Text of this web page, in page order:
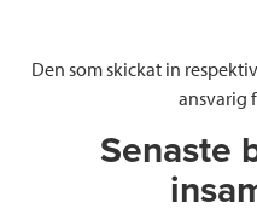
Den som skickat in
ansvarig
Senaste